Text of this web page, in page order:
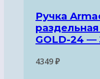
Ручка
GOLD-24
4349₽